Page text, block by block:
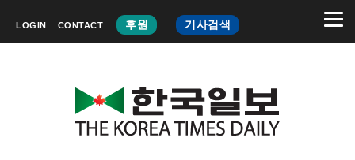
LOGIN CONTACT 후원 기사검색